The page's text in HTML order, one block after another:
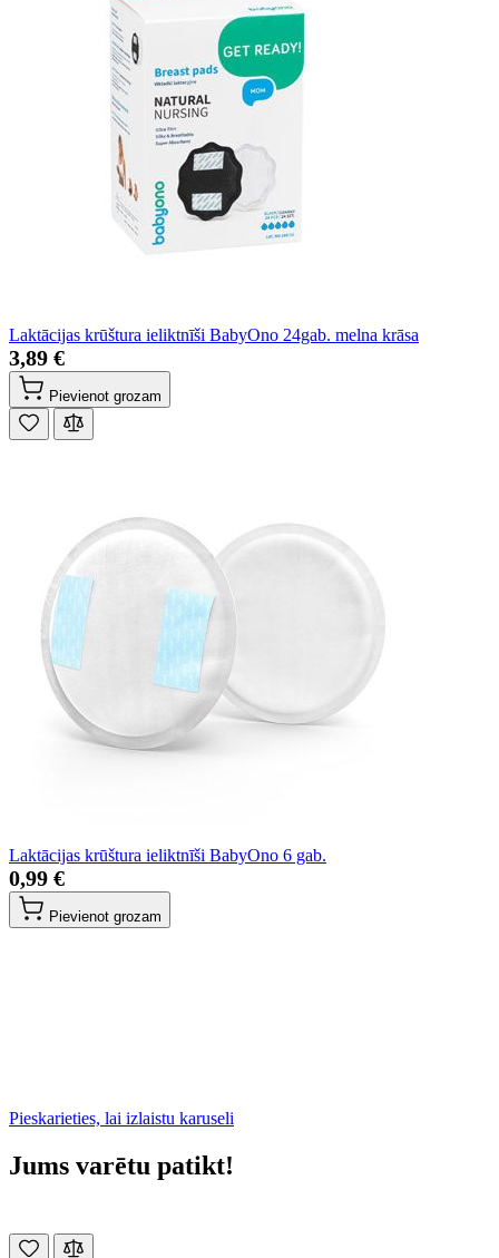
Laktācijas krūštura ieliktnīši BabyOno 24gab. melna krāsa
3,89 €
Pievienot grozam
Laktācijas krūštura ieliktnīši BabyOno 6 gab.
0,99 €
Pievienot grozam
Pieskarieties, lai izlaistu karuseli
Jums varētu patikt!